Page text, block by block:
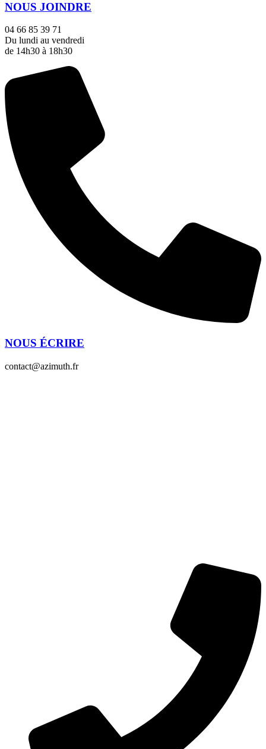
NOUS JOINDRE
04 66 85 39 71
Du lundi au vendredi
de 14h30 à 18h30
NOUS ÉCRIRE
contact@azimuth.fr